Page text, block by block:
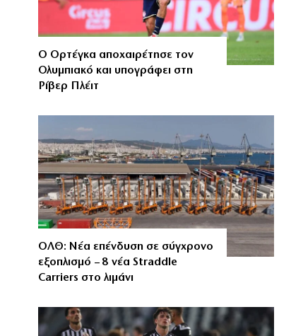
Ο Ορτέγκα αποχαιρέτησε τον
Ολυμπιακό και υπογράφει στη
Ρίβερ Πλέιτ
ΟΛΘ: Νέα επένδυση σε σύγχρονο
εξοπλισμό – 8 νέα Straddle
Carriers στο λιμάνι